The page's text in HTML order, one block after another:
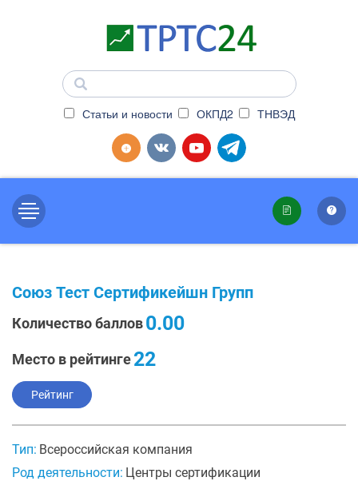
Статьи и новости ОКПД2 ТНВЭД
Союз Тест Сертификейшн Групп
Количество баллов0.00
Место в рейтинге22
Рейтинг
Тип: Всероссийская компания
Род деятельности: Центры сертификации